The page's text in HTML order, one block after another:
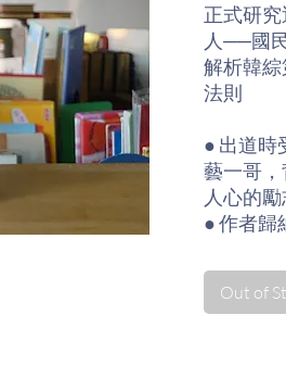
正式研
人──國
解析韓
法則
● 出道時
藝一哥
人心的勵
● 作者歸
業，不
● 看劉
Out of